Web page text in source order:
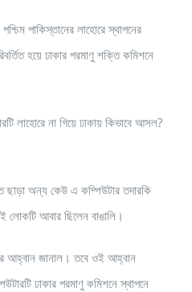
পাকিস্তানের লাহোরে স্থাপনের
হয়ে ঢাকার পরমাণু শক্তি কমিশনে
লাহোরে না গিয়ে ঢাকায় কিভাবে আসল?
অন্য কেউ এ কম্পিউটার তদারকি
লোকটি আবার ছিলেন বাঙালি।
আহ্বান জানাল। তবে ওই আহ্বান
ঢাকার পরমাণু কমিশনে স্থাপনে